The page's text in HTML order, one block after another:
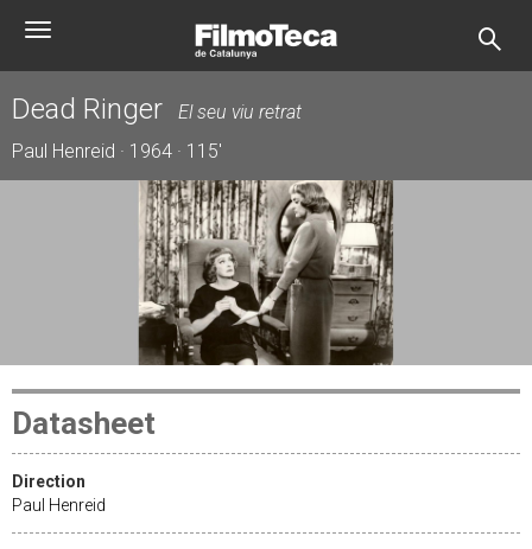
Toggle
Dead Ringer
El seu viu retrat
Paul Henreid · 1964 · 115'
Datasheet
Direction
Paul Henreid